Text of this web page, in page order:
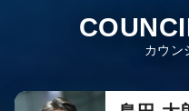
カウン